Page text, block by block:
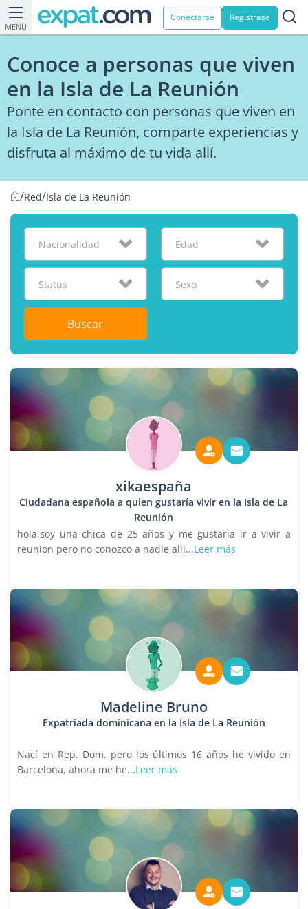
MENU
Conectarse Registrase
Conoce a personas que viven
en la Isla de La Reunión
Ponte en contacto con personas que viven en
la Isla de La Reunión, comparte experiencias y
disfruta al máximo de tu vida allí.
/Red/Isla de La Reunión
Nacionalidad Edad
Status Sexo
Buscar
xikaespaña
Ciudadana española a quien gustaría vivir en la Isla de La
Reunión
hola,soy una chica de 25 años y me gustaria ir a vivir a
reunion pero no conozco a nadie alli...Leer más
Madeline Bruno
Expatriada dominicana en la Isla de La Reunión
Nací en Rep. Dom. pero los últimos 16 años he vivido en
Barcelona, ahora me he...Leer más